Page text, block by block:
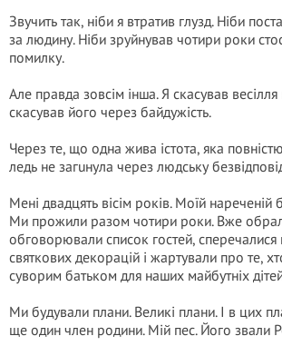
Звучить так, ніби я втратив глузд. Ніби
за людину. Ніби зруйнував чотири роки
помилку.
Але правда зовсім інша. Я скасував
скасував його через байдужість.
Через те, що одна жива істота, яка
ледь не загuнyла через людську
Мені двадцять вісім років. Моїй нареченій
Ми прожили разом чотири роки. Вже
обговорювали список гостей,
святкових декорацій і жартували про те,
суворим батьком для наших майбутніх
Ми будували плани. Великі плани. І в цих
ще один член родини. Мій пес. Його звали